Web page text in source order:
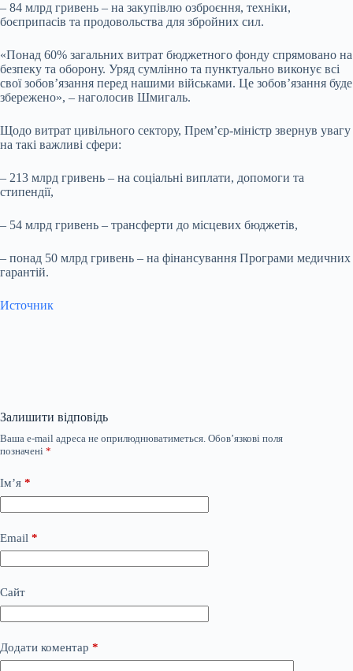
– 84 млрд гривень – на закупівлю озброєння, техніки,
боєприпасів та продовольства для збройних сил.
«Понад 60% загальних витрат бюджетного фонду спрямовано на
безпеку та оборону. Уряд сумлінно та пунктуально виконує всі
свої зобов’язання перед нашими військами. Це зобов’язання буде
збережено», – наголосив Шмигаль.
Щодо витрат цивільного сектору, Прем’єр-міністр звернув увагу
на такі важливі сфери:
– 213 млрд гривень – на соціальні виплати, допомоги та
стипендії,
– 54 млрд гривень – трансферти до місцевих бюджетів,
– понад 50 млрд гривень – на фінансування Програми медичних
гарантій.
Источник
Залишити відповідь
Ваша e-mail адреса не оприлюднюватиметься. Обов’язкові поля
позначені *
Ім’я *
Email *
Сайт
Додати коментар *